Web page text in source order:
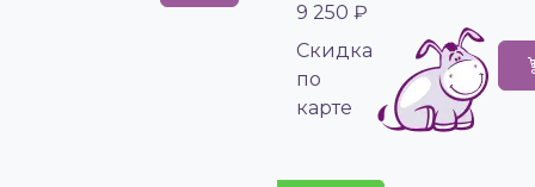
9 250 ₽
Cкидка
по
карте